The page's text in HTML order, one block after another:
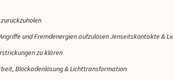
und Fremdenergien aufzulösen Jenseitskontakte &
zu klären
Blockadenlösung & Lichttransformation